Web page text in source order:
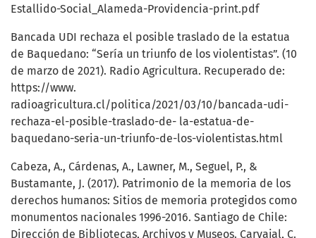
Estallido-Social_Alameda-Providencia-print.pdf
Bancada UDI rechaza el posible traslado de la estatua
de Baquedano: “Sería un triunfo de los violentistas”. (10
de marzo de 2021). Radio Agricultura. Recuperado de:
https://www.
radioagricultura.cl/politica/2021/03/10/bancada-udi-
rechaza-el-posible-traslado-de- la-estatua-de-
baquedano-seria-un-triunfo-de-los-violentistas.html
Cabeza, A., Cárdenas, A., Lawner, M., Seguel, P., &
Bustamante, J. (2017). Patrimonio de la memoria de los
derechos humanos: Sitios de memoria protegidos como
monumentos nacionales 1996-2016. Santiago de Chile:
Dirección de Bibliotecas, Archivos y Museos. Carvajal, C.